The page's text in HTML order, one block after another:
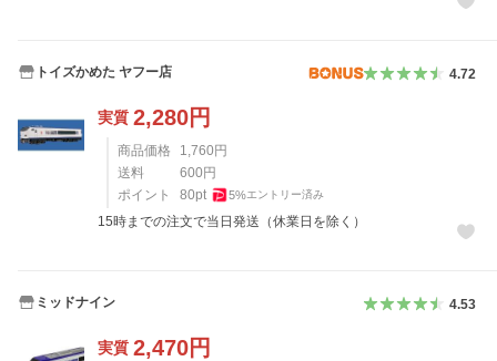
トイズかめた ヤフー店 4.72
実質 2,280円
商品価格 1,760円
送料
600円
ポイント
80pt 5%エントリー済み
15時までの注文で当日発送（休業日を除く）
ミッドナイン 4.53
実質 2,470円